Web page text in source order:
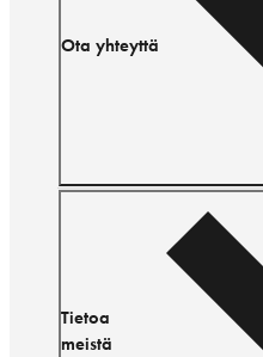
Ota yhteyttä
Tietoa
meistä